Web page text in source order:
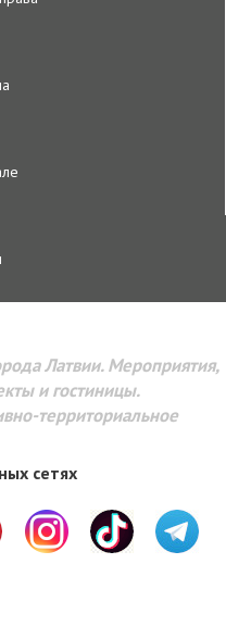
Латвии. Мероприятия,
и гостиницы.
территориальное
сетях